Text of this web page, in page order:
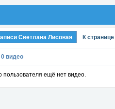
Светлана Лисовая К
видео
пользователя ещё нет видео.